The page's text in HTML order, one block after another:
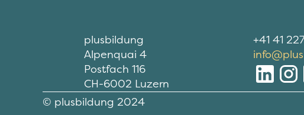
plusbildung
Alpenquai 4
Postfach 116
CH-6002 Luzern
+41 41
© plusbildung 2024